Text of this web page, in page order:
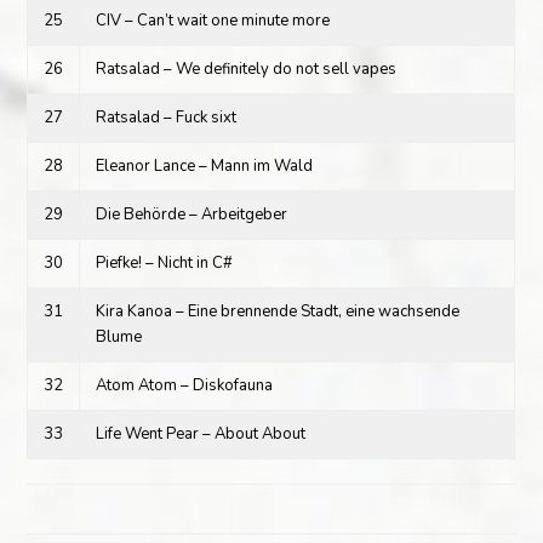
25 CIV – Can’t wait one minute more
26 Ratsalad – We definitely do not sell vapes
27 Ratsalad – Fuck sixt
28 Eleanor Lance – Mann im Wald
29 Die Behörde – Arbeitgeber
30 Piefke! – Nicht in C#
31
Kira Kanoa – Eine brennende Stadt, eine wachsende
Blume
32 Atom Atom – Diskofauna
33 Life Went Pear – About About